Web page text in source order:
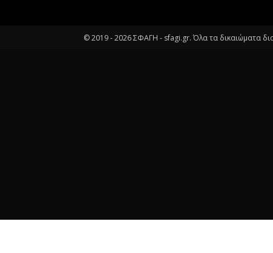
© 2019 -2026ΣΦΑΓΗ - sfagi.gr. Όλα τα δικαιώματα